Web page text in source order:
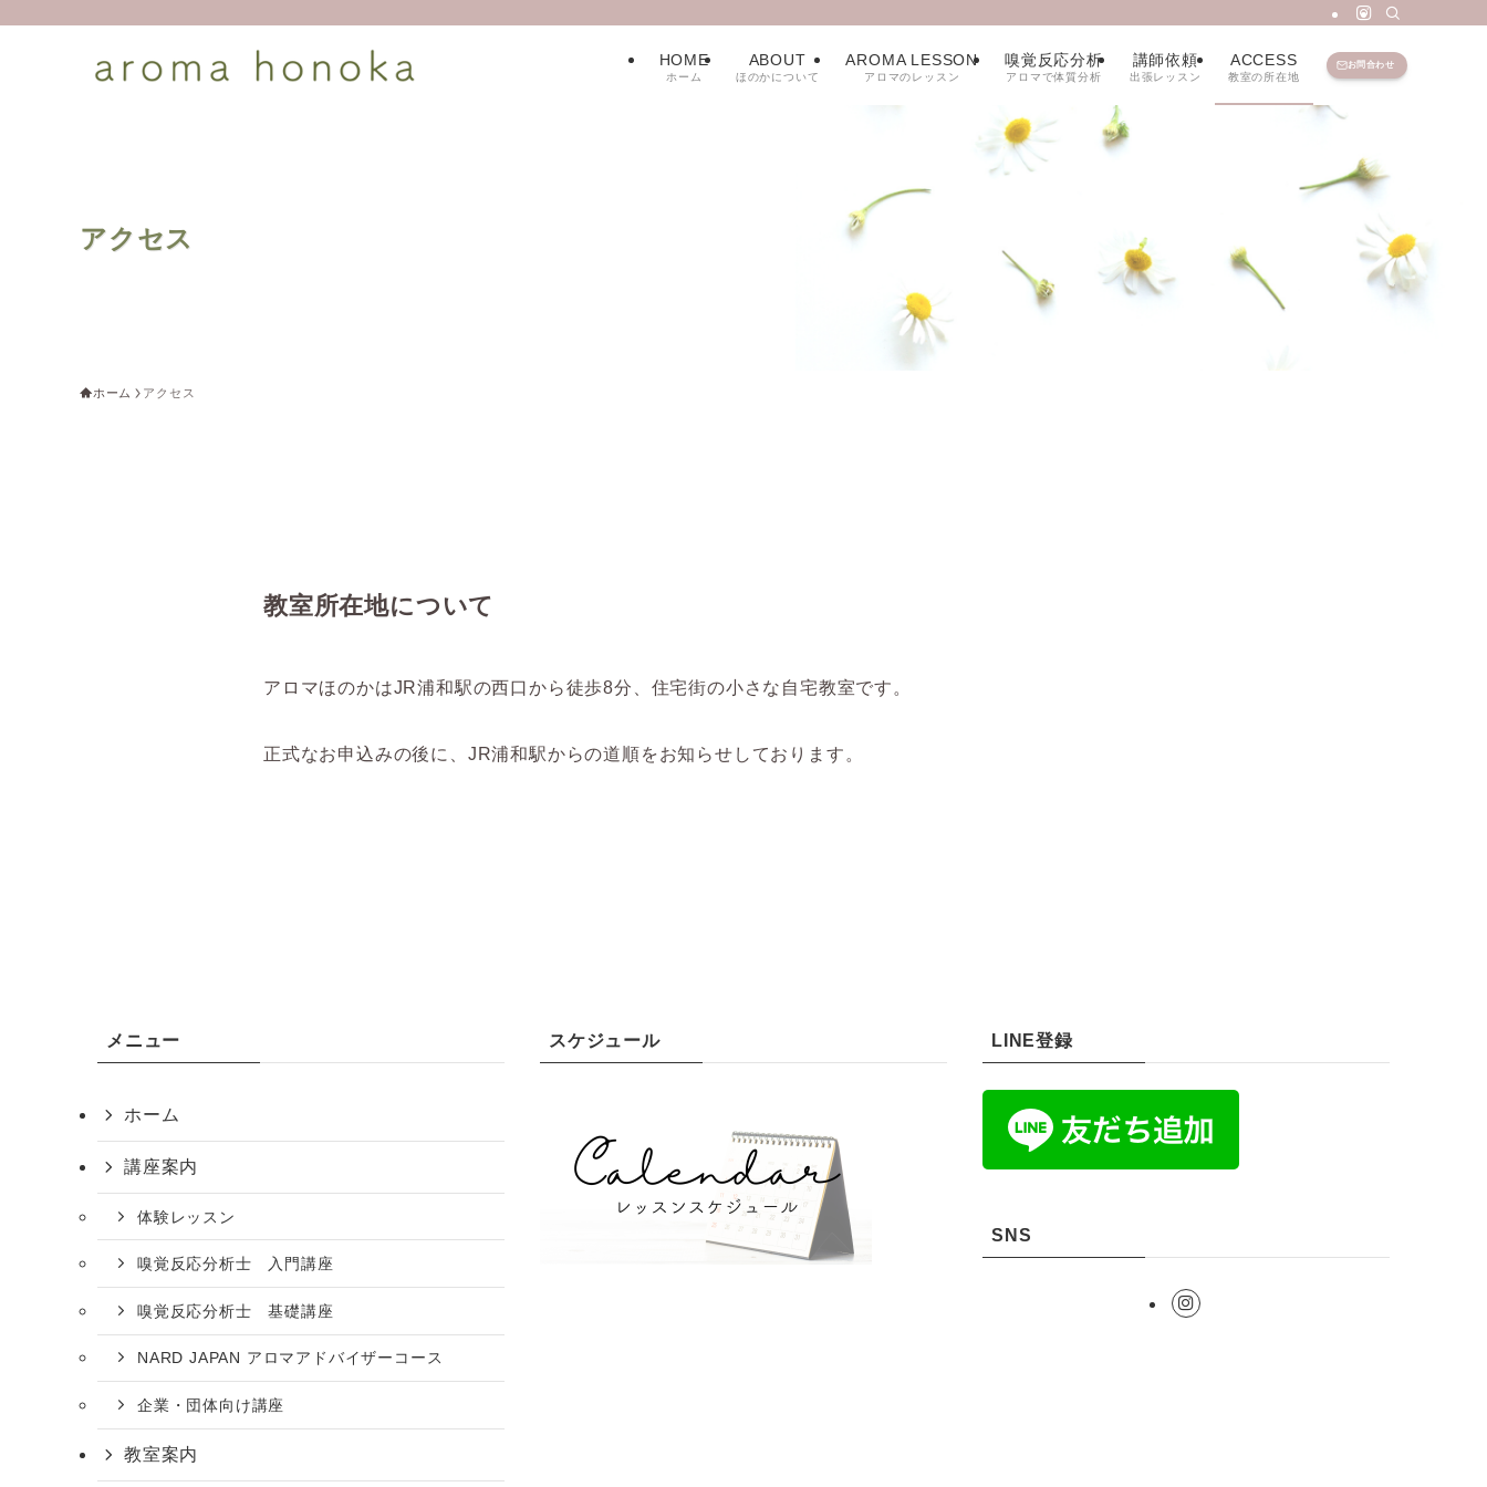
HOME
ホーム
ABOUT
ほのかについて
AROMA LESSON
アロマのレッスン
嗅覚反応分析
アロマで体質分析
講師依頼
出張レッスン
ACCESS
教室の所在地
お問合わせ
アクセス
ホーム アクセス
教室所在地について
アロマほのかはJR浦和駅の西口から徒歩8分、住宅街の小さな自宅教室です。
正式なお申込みの後に、JR浦和駅からの道順をお知らせしております。
メニュー
ホーム
講座案内
体験レッスン
嗅覚反応分析士 入門講座
嗅覚反応分析士 基礎講座
NARD JAPAN アロマアドバイザーコース
企業・団体向け講座
教室案内
スケジュール LINE登録
SNS